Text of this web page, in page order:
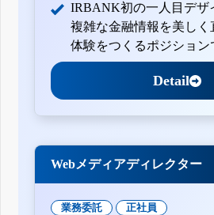
IRBANK初の一人目デザ
複雑な金融情報を美しく
体験をつくるポジション
Detail
Webメディアディレクター
業務委託 正社員